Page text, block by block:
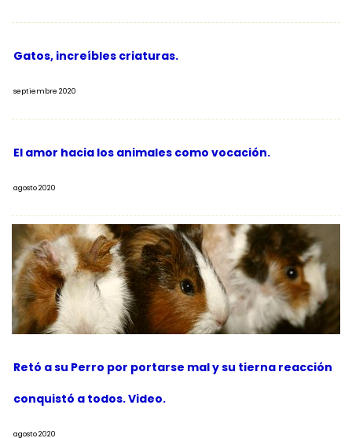
Gatos, increíbles criaturas.
septiembre 2020
El amor hacia los animales como vocación.
agosto 2020
Retó a su Perro por portarse mal y su tierna reacción
conquistó a todos. Video.
agosto 2020